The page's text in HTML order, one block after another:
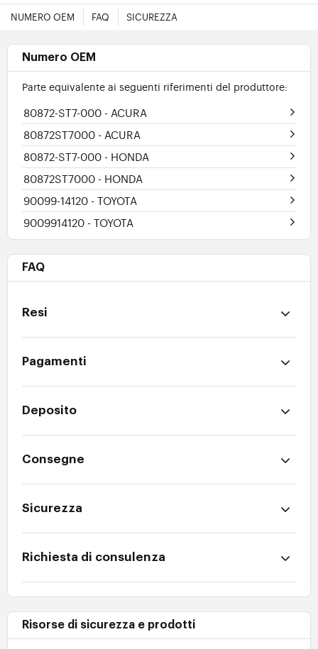
NUMERO OEM FAQ SICUREZZA
Numero OEM
Parte equivalente ai seguenti riferimenti del produttore:
80872-ST7-000 - ACURA
80872ST7000 - ACURA
80872-ST7-000 - HONDA
80872ST7000 - HONDA
90099-14120 - TOYOTA
9009914120 - TOYOTA
FAQ
Resi
Pagamenti
Deposito
Consegne
Sicurezza
Richiesta di consulenza
Risorse di sicurezza e prodotti